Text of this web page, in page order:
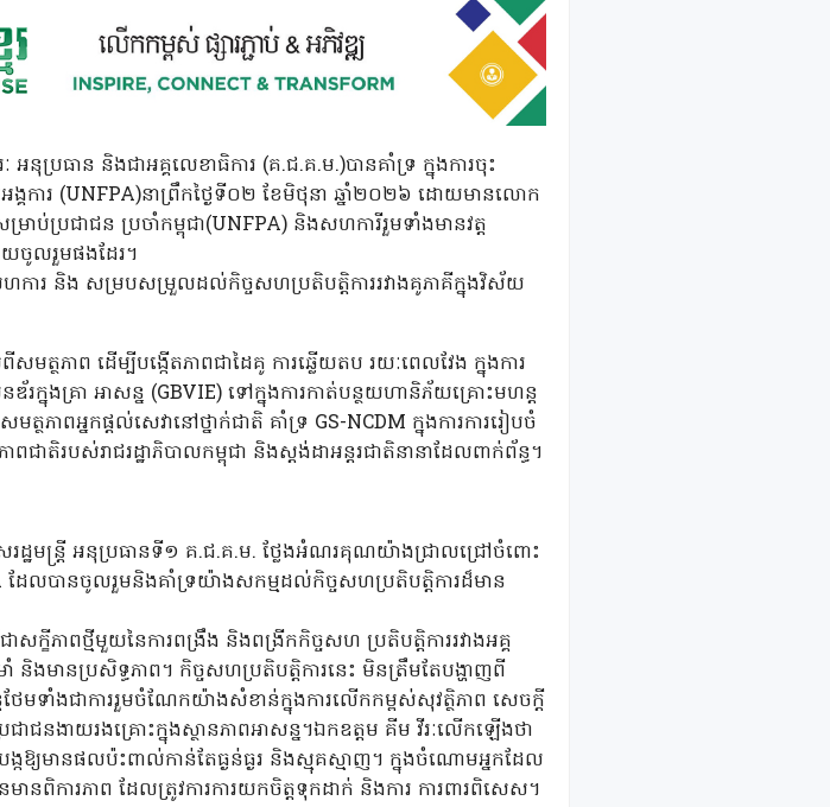
នុប្រធាន និងជាអគ្គលេខាធិការ (គ.ជ.គ.ម.)បានគាំទ្រ ក្នុងការចុះ
ការ (UNFPA)នាព្រឹកថ្ងៃទី០២ ខែមិថុនា ឆ្នាំ២០២៦ ដោយមានលោក
ប្រជាជន ប្រចាំកម្ពុជា(UNFPA) និងសហការីរួមទាំងមានវត្ត
ាយចូលរួមផងដែរ។
ារ និង សម្របសម្រួលដល់កិច្ចសហប្រតិបត្តិការរវាងគូភាគីក្នុងវិស័យ
ថភាព ដើម្បីបង្កើតភាពជាដៃគូ ការឆ្លើយតប រយៈពេលវែង ក្នុងការ
រក្នុងគ្រា អាសន្ន (GBVIE) ទៅក្នុងការកាត់បន្ថយហានិភ័យគ្រោះមហន្ត
ភាពអ្នកផ្តល់សេវានៅថ្នាក់ជាតិ គាំទ្រ GS-NCDM ក្នុងការការរៀបចំ
ាតិរបស់រាជរដ្ឋាភិបាលកម្ពុជា និងស្តង់ដាអន្តរជាតិនានាដែលពាក់ព័ន្ធ។
រដ្ឋមន្ត្រី អនុប្រធានទី១ គ.ជ.គ.ម. ថ្លែងអំណរគុណយ៉ាងជ្រាលជ្រៅចំពោះ
ែលបានចូលរួមនិងគាំទ្រយ៉ាងសកម្មដល់កិច្ចសហប្រតិបត្តិការដ៏មាន
ខីភាពថ្មីមួយនៃការពង្រឹង និងពង្រីកកិច្ចសហ ប្រតិបត្តិការរវាងអគ្គ
និងមានប្រសិទ្ធភាព។ កិច្ចសហប្រតិបត្តិការនេះ មិនត្រឹមតែបង្ហាញពី
តែថែមទាំងជាការរួមចំណែកយ៉ាងសំខាន់ក្នុងការលើកកម្ពស់សុវត្ថិភាព សេចក្តី
ាជនងាយរងគ្រោះក្នុងស្ថានភាពអាសន្ន។ឯកឧត្តម គីម វីរៈលើកឡើងថា
កឱ្យមានផលប៉ះពាល់កាន់តែធ្ងន់ធ្ងរ និងស្មុគស្មាញ។ ក្នុងចំណោមអ្នកដែល
នពិការភាព ដែលត្រូវការការយកចិត្តទុកដាក់ និងការ ការពារពិសេស។